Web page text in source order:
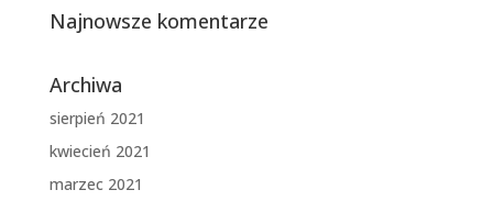
Najnowsze komentarze
Archiwa
sierpień 2021
kwiecień 2021
marzec 2021